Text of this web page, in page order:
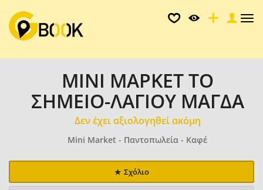
ΜΙΝΙ ΜΑΡΚΕΤ ΤΟ
ΣΗΜΕΙΟ-ΛΑΓΙΟΥ ΜΑΓΔΑ
Δεν έχει αξιολογηθεί ακόμη
Mini Market - Παντοπωλεία - Καφέ
Σχόλιο